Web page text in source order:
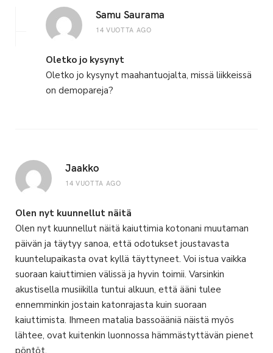
Samu Saurama
14 VUOTTA AGO
Oletko jo kysynyt
Oletko jo kysynyt maahantuojalta, missä liikkeissä
on demopareja?
Jaakko
14 VUOTTA AGO
Olen nyt kuunnellut näitä
Olen nyt kuunnellut näitä kaiuttimia kotonani muutaman
päivän ja täytyy sanoa, että odotukset joustavasta
kuuntelupaikasta ovat kyllä täyttyneet. Voi istua vaikka
suoraan kaiuttimien välissä ja hyvin toimii. Varsinkin
akustisella musiikilla tuntui alkuun, että ääni tulee
ennemminkin jostain katonrajasta kuin suoraan
kaiuttimista. Ihmeen matalia bassoääniä näistä myös
lähtee, ovat kuitenkin luonnossa hämmästyttävän pienet